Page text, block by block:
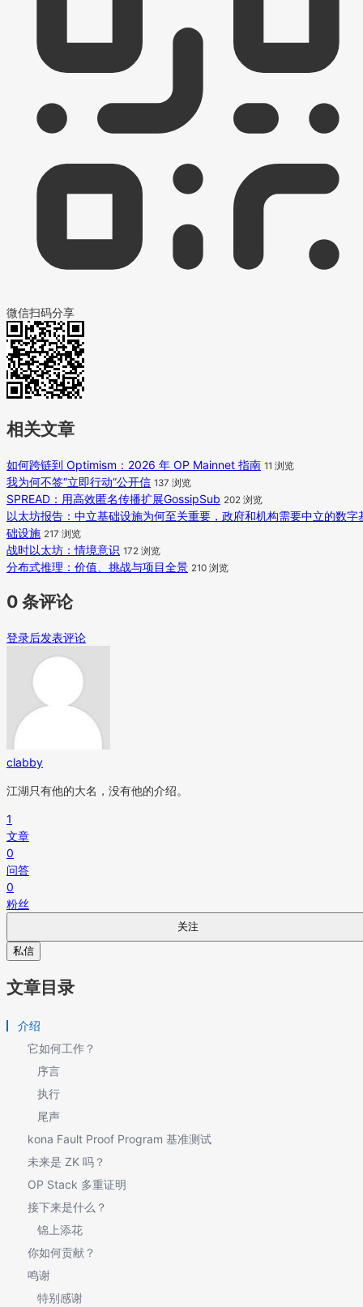
微信扫码分享
相关文章
如何跨链到 Optimism：2026 年 OP Mainnet 指南 11 浏览
我为何不签“立即行动”公开信 137 浏览
SPREAD：用高效匿名传播扩展GossipSub 202 浏览
以太坊报告：中立基础设施为何至关重要，政府和机构需要中立的数字
础设施 217 浏览
战时以太坊：情境意识 172 浏览
分布式推理：价值、挑战与项目全景 210 浏览
0 条评论
登录后发表评论
clabby
江湖只有他的大名，没有他的介绍。
1
文章
0
问答
0
粉丝
关注
私信
文章目录
介绍
它如何工作？
序言
执行
尾声
kona Fault Proof Program 基准测试
未来是 ZK 吗？
OP Stack 多重证明
接下来是什么？
锦上添花
你如何贡献？
鸣谢
特别感谢